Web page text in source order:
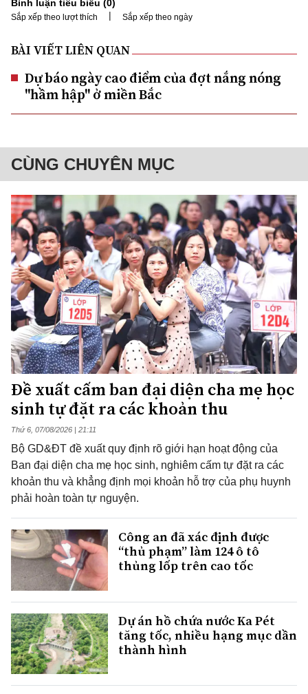
Bình luận tiêu biểu (0)
Sắp xếp theo lượt thích | Sắp xếp theo ngày
BÀI VIẾT LIÊN QUAN
Dự báo ngày cao điểm của đợt nắng nóng
"hầm hập" ở miền Bắc
CÙNG CHUYÊN MỤC
Đề xuất cấm ban đại diện cha mẹ học
sinh tự đặt ra các khoản thu
Thứ 6, 07/08/2026 | 21:11
Bộ GD&ĐT đề xuất quy định rõ giới hạn hoạt động của
Ban đại diện cha mẹ học sinh, nghiêm cấm tự đặt ra các
khoản thu và khẳng định mọi khoản hỗ trợ của phụ huynh
phải hoàn toàn tự nguyện.
Công an đã xác định được
“thủ phạm” làm 124 ô tô
thủng lốp trên cao tốc
Dự án hồ chứa nước Ka Pét
tăng tốc, nhiều hạng mục dần
thành hình